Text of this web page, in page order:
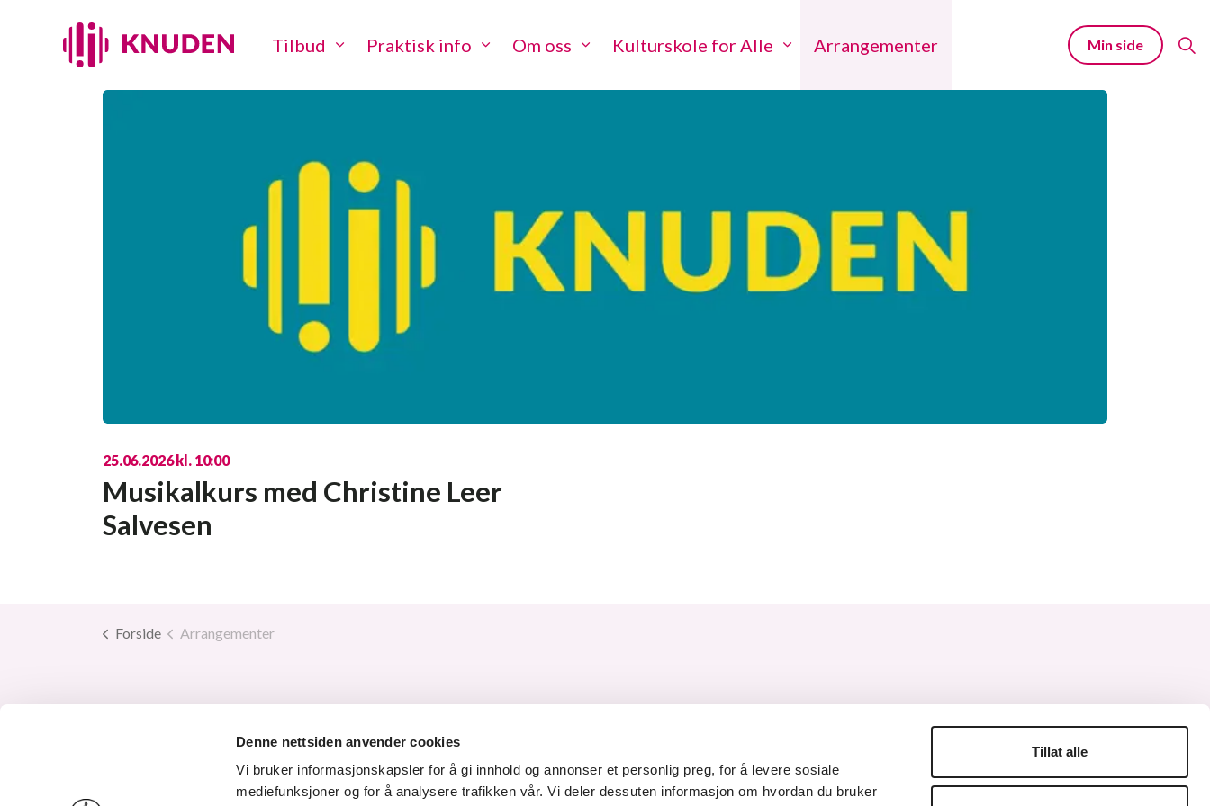
Denne nettsiden anvender cookies
Vi bruker informasjonskapsler for å gi innhold og annonser et personlig preg, for å levere sosiale
mediefunksjoner og for å analysere trafikken vår. Vi deler dessuten informasjon om hvordan du bruker
Tillat alle
Tilbud Praktisk info Om oss Kulturskole for Alle Arrangementer Min side
25.06.2026 kl. 10:00
Musikalkurs med Christine Leer
Salvesen
Forside Arrangementer
Send e-post
Kulturskolen på YouTube
Kulturskolen på Instagram
Kulturskolen på Facebook
Kulturskolen på LinkedIn